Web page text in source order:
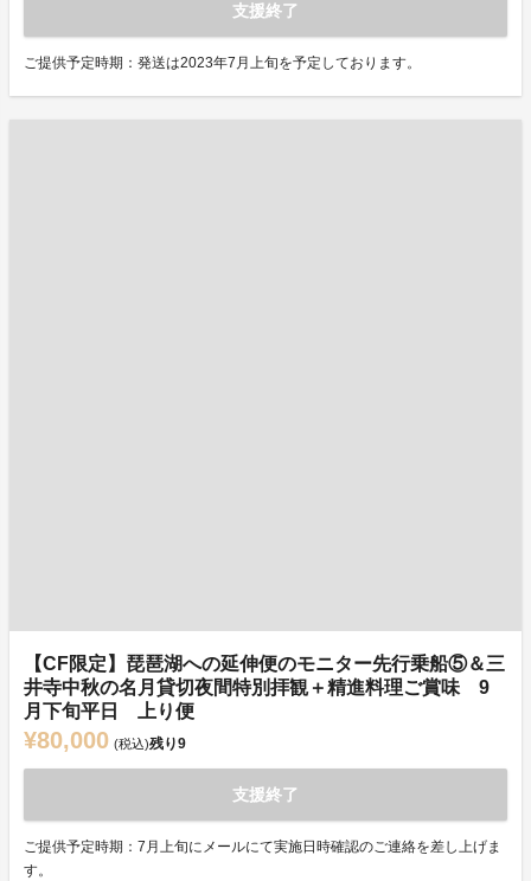
支援終了
ご提供予定時期：発送は2023年7月上旬を予定しております。
【CF限定】琵琶湖への延伸便のモニター先行乗船⑤＆三
井寺中秋の名月貸切夜間特別拝観＋精進料理ご賞味 9
月下旬平日 上り便
¥80,000 (税込)残り9
支援終了
ご提供予定時期：7月上旬にメールにて実施日時確認のご連絡を差し上げま
す。